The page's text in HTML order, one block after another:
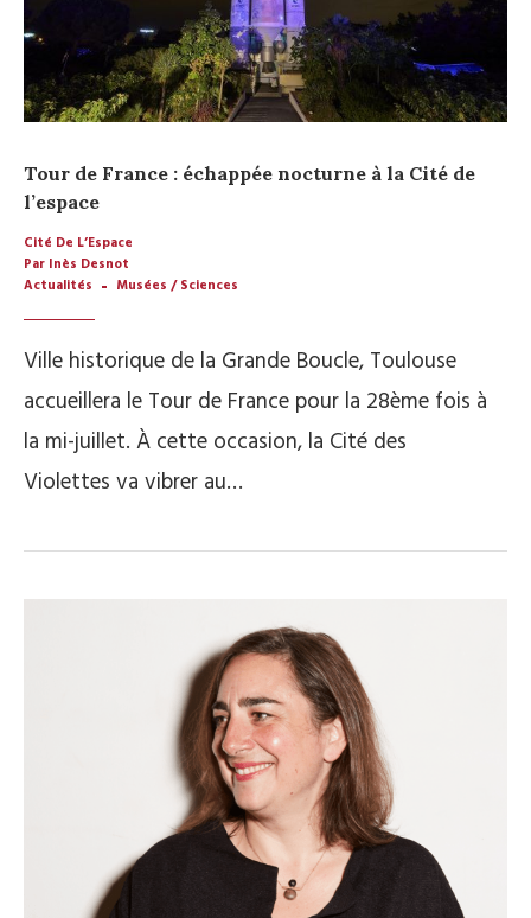
Tour de France : échappée nocturne à la Cité de
l’espace
Cité De L’Espace
Par Inès Desnot
Actualités
Musées / Sciences
Ville historique de la Grande Boucle, Toulouse
accueillera le Tour de France pour la 28ème fois à
la mi-juillet. À cette occasion, la Cité des
Violettes va vibrer au…